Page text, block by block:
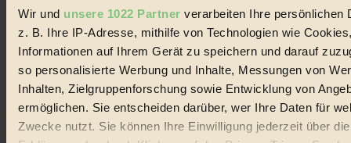
Wir und unsere 1022 Partner verarbeiten Ihre persönlichen
z. B. Ihre IP-Adresse, mithilfe von Technologien wie
Informationen auf Ihrem Gerät zu speichern und darauf
so personalisierte Werbung und Inhalte, Messungen von
Inhalten, Zielgruppenforschung sowie Entwicklung von
ermöglichen. Sie entscheiden darüber, wer Ihre Daten für
Zwecke nutzt. Sie können Ihre Einwilligung jederzeit über